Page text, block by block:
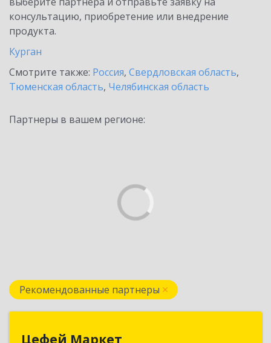
консультацию, приобретение или внедрение
продукта.
Курган
Смотрите также: Россия, Свердловская область,
Тюменская область, Челябинская область
Партнеры в вашем регионе:
Рекомендованные партнеры
Цефей Маркет